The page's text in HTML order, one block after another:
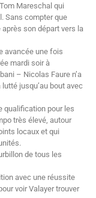
Mareschal qui
Sans compter que
après son départ vers la
avancée une fois
mardi soir à
– Nicolas Faure n’a
jusqu’au bout avec
qualification pour les
très élevé, autour
locaux et qui
de tous les
avec une réussite
voir Valayer trouver